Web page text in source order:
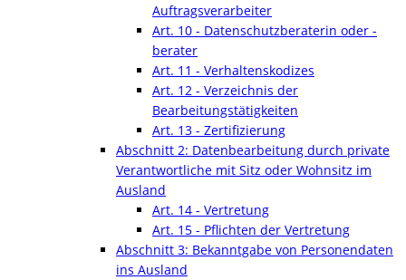
Auftragsverarbeiter
Art. 10 - Datenschutzberaterin oder -
berater
Art. 11 - Verhaltenskodizes
Art. 12 - Verzeichnis der
Bearbeitungstätigkeiten
Art. 13 - Zertifizierung
Abschnitt 2: Datenbearbeitung durch private
Verantwortliche mit Sitz oder Wohnsitz im
Ausland
Art. 14 - Vertretung
Art. 15 - Pflichten der Vertretung
Abschnitt 3: Bekanntgabe von Personendaten
ins Ausland